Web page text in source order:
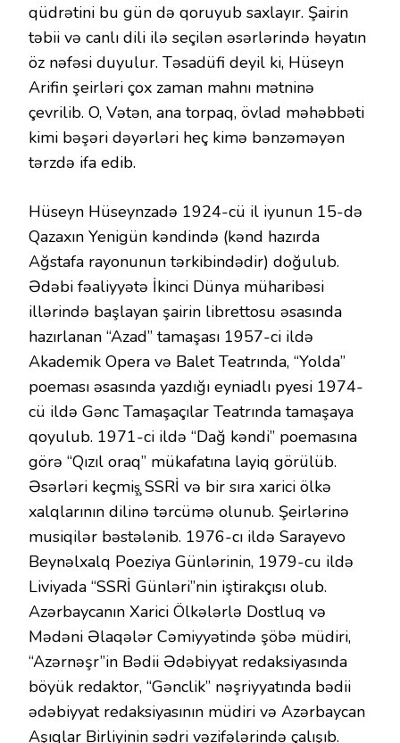
qüdrətini bu gün də qoruyub saxlayır. Şairin
təbii və canlı dili ilə seçilən əsərlərində həyatın
öz nəfəsi duyulur. Təsadüfi deyil ki, Hüseyn
Arifin şeirləri çox zaman mahnı mətninə
çevrilib. O, Vətən, ana torpaq, övlad məhəbbəti
kimi bəşəri dəyərləri heç kimə bənzəməyən
tərzdə ifa edib.
Hüseyn Hüseynzadə 1924-cü il iyunun 15-də
Qazaxın Yenigün kəndində (kənd hazırda
Ağstafa rayonunun tərkibindədir) doğulub.
Ədəbi fəaliyyətə İkinci Dünya müharibəsi
illərində başlayan şairin librettosu əsasında
hazırlanan “Azad” tamaşası 1957-ci ildə
Akademik Opera və Balet Teatrında, “Yolda”
poeması əsasında yazdığı eyniadlı pyesi 1974-
cü ildə Gənc Tamaşaçılar Teatrında tamaşaya
qoyulub. 1971-ci ildə “Dağ kəndi” poemasına
görə “Qızıl oraq” mükafatına layiq görülüb.
Əsərləri keçmiş̧ SSRİ və bir sıra xarici ölkə
xalqlarının dilinə tərcümə olunub. Şeirlərinə
musiqilər bəstələnib. 1976-cı ildə Sarayevo
Beynəlxalq Poeziya Günlərinin, 1979-cu ildə
Liviyada “SSRİ Günləri”nin iştirakçısı olub.
Azərbaycanın Xarici Ölkələrlə Dostluq və
Mədəni Əlaqələr Cəmiyyətində şöbə müdiri,
“Azərnəşr”in Bədii Ədəbiyyat redaksiyasında
böyük redaktor, “Gənclik” nəşriyyatında bədii
ədəbiyyat redaksiyasının müdiri və Azərbaycan
Aşıqlar Birliyinin sədri vəzifələrində çalışıb.